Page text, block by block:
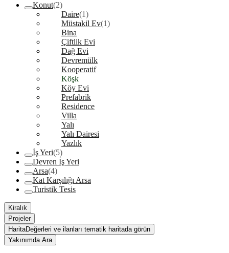
Konut(2)
Daire(1)
Müstakil Ev(1)
Bina
Çiftlik Evi
Dağ Evi
Devremülk
Kooperatif
Köşk
Köy Evi
Prefabrik
Residence
Villa
Yalı
Yalı Dairesi
Yazlık
İş Yeri(5)
Devren İş Yeri
Arsa(4)
Kat Karşılığı Arsa
Turistik Tesis
Kiralık
Projeler
HaritaDeğerleri ve ilanları tematik haritada görün
Yakınımda Ara